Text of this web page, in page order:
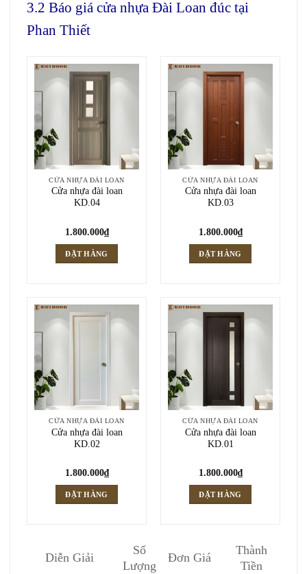
3.2 Báo giá cửa nhựa Đài Loan đúc tại
Phan Thiết
CỬA NHỰA ĐÀI LOAN
Cửa nhựa đài loan
KD.04
1.800.000₫
ĐẶT HÀNG
CỬA NHỰA ĐÀI LOAN
Cửa nhựa đài loan
KD.03
1.800.000₫
ĐẶT HÀNG
CỬA NHỰA ĐÀI LOAN
Cửa nhựa đài loan
KD.02
1.800.000₫
ĐẶT HÀNG
CỬA NHỰA ĐÀI LOAN
Cửa nhựa đài loan
KD.01
1.800.000₫
ĐẶT HÀNG
Diễn Giải
Số
Lượng
Đơn Giá
Thành
Tiền